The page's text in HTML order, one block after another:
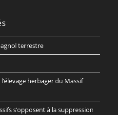
terrestre
herbager du Massif
s’opposent à la suppression